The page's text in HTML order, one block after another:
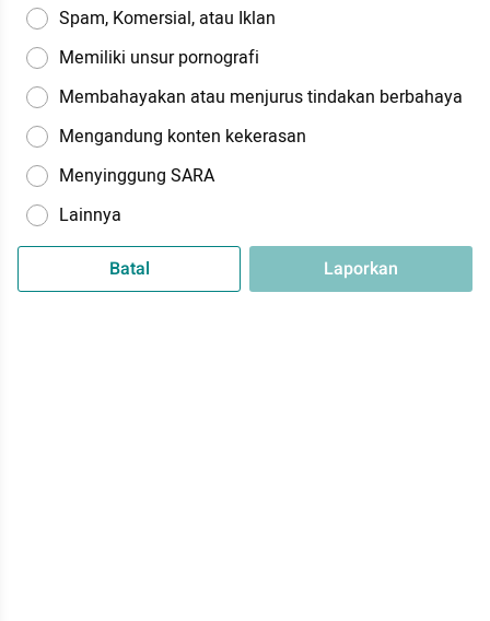
Spam, Komersial, atau Iklan
Memiliki unsur pornografi
Membahayakan atau menjurus tindakan berbahaya
Mengandung konten kekerasan
Menyinggung SARA
Lainnya
Batal Laporkan